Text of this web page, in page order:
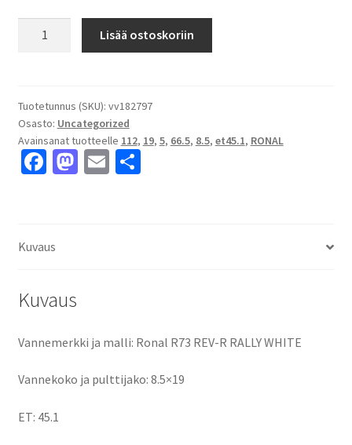
RALLY
WHITE
8.5x19"
5x112
Lisää ostoskoriin
Tuotetunnus (SKU): vv182797
Osasto: Uncategorized
Avainsanat tuotteelle 112, 19, 5, 66.5, 8.5, et45.1, RONAL
Fa
o
M E S
Kuvaus
Kuvaus
Vannemerkki ja malli: Ronal R73 REV-R RALLY WHITE
Vannekoko ja pulttijako: 8.5×19
ET: 45.1